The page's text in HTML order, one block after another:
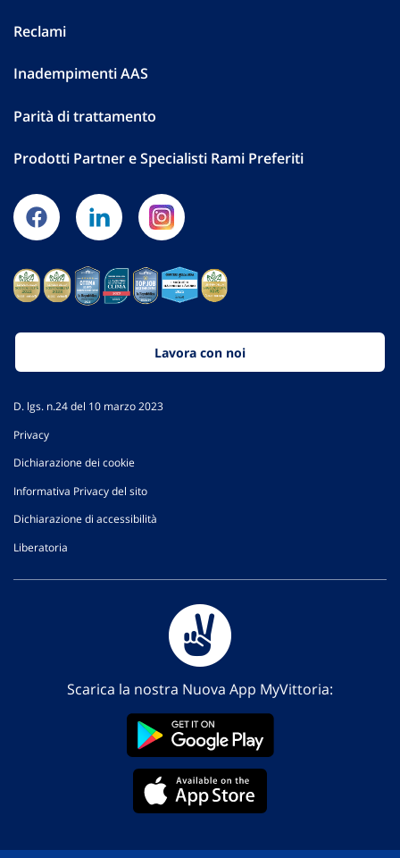
Reclami
Inadempimenti AAS
Parità di trattamento
Prodotti Partner e Specialisti Rami Preferiti
Lavora con noi
D. lgs. n.24 del 10 marzo 2023
Privacy
Dichiarazione dei cookie
Informativa Privacy del sito
Dichiarazione di accessibilità
Liberatoria
Scarica la nostra Nuova App MyVittoria: